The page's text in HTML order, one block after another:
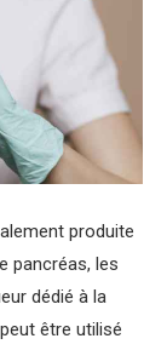
produite
pancréas, les
dédié à la
être utilisé